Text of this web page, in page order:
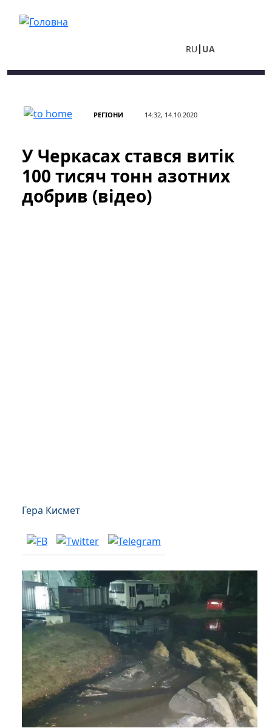
RU UA
РЕГІОНИ 14:32, 14.10.2020
У Черкасах стався витік
100 тисяч тонн азотних
добрив (відео)
Гера Кисмет